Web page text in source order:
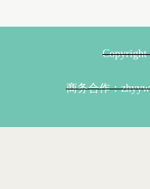
商务合作：